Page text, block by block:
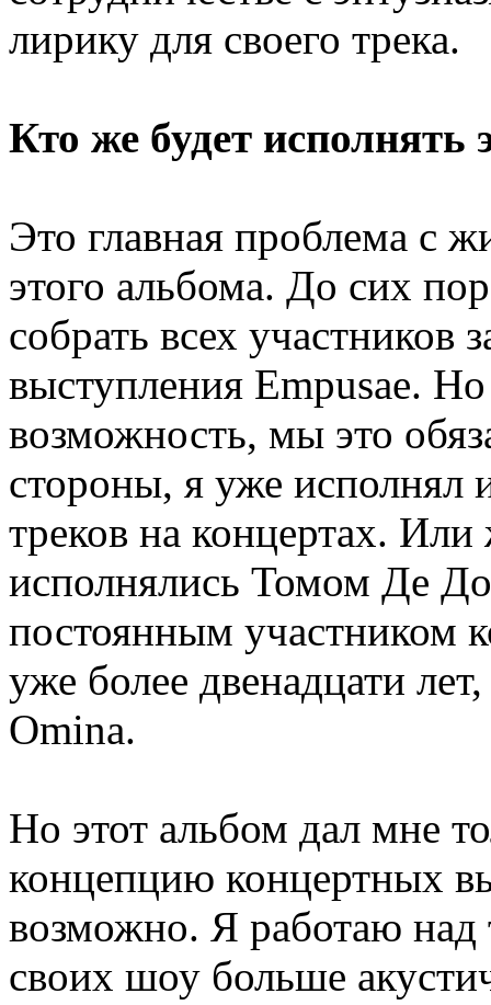
лирику для своего трека.
Кто же будет исполнять
Это главная проблема с
этого альбома. До сих
собрать всех участников
выступления Empusae. Но
возможность, мы это
стороны, я уже исполнял
треков на концертах.
исполнялись Томом Де
постоянным участником
уже более двенадцати
Omina.
Но этот альбом дал мне
концепцию концертных
возможно. Я работаю над
своих шоу больше